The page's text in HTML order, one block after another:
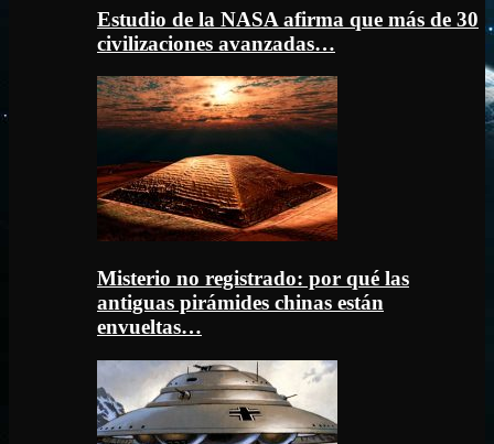
Estudio de la NASA afirma que más de 30
civilizaciones avanzadas…
Misterio no registrado: por qué las
antiguas pirámides chinas están
envueltas…